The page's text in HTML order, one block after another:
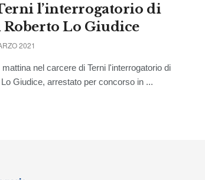
l’interrogatorio di
Roberto Lo Giudice
2021
nel carcere di Terni l'interrogatorio di
Giudice, arrestato per concorso in ...